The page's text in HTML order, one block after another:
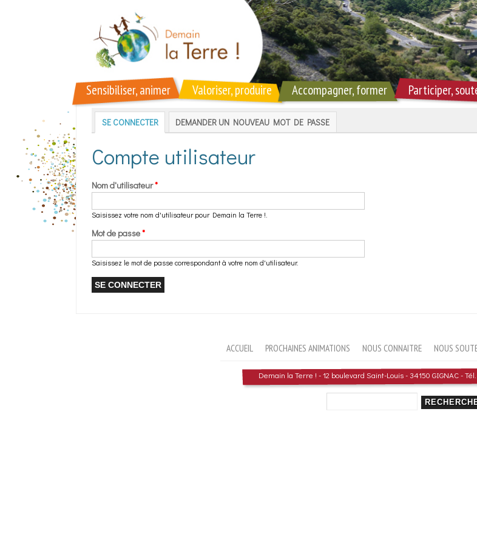
Sensibiliser, animer Valoriser, produire Accompagner, former Participer,
Onglets principaux
SE CONNECTER(ONGLET ACTIF)
DEMANDER UN NOUVEAU MOT DE PASSE
Compte utilisateur
Nom d'utilisateur*
Saisissez votre nom d'utilisateur pour Demain la Terre !.
Mot de passe*
Saisissez le mot de passe correspondant à votre nom d'utilisateur.
ACCUEIL PROCHAINES ANIMATIONS NOUS CONNAITRE NOUS
Demain la Terre ! - 12 boulevard Saint-Louis - 34150 GIGNAC -